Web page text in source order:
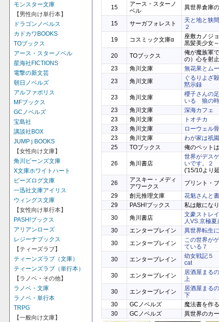
モンスター文庫
【男性向け単行本】
ドラゴンノベルス
カドカワBOOKS
TOブックス
アース・スターノベル
星海社FICTIONS
電撃の新文芸
朝日ノベルズ
アルファポリス
MFブックス
GCノベルズ
宝島社
講談社BOX
JUMP j BOOKS
【女性向け文庫】
角川ビーンズ文庫
X文庫ホワイトハート
ビーズログ文庫
一迅社文庫アイリス
ウィングス文庫
【女性向け単行本】
PASH!ブックス
アリアンローズ
レジーナブックス
【ティーズラブ】
ティーンズラブ（文庫）
ティーンズラブ（単行本）
【ラノベ・その他】
ラノベ・文庫
ラノベ・単行本
TRPG
【一般向け文庫】
15
アース・スターノ
ベル
異世界倉庫
15 サーガフォレスト
天と地と狭
２
19
コスミック文庫α
座敷カノジ
黒髪美少女～
20
TOブックス
俺が魔族軍
の）心を射
23
角川文庫
無花果とム
23
角川文庫
ぐるりよざ
黙示録
23
角川文庫
櫻子さんの
いる 狼の
23
角川文庫
深海カフェ
23
角川文庫
トオチカ
23
角川文庫
ローウェル
23
角川文庫
わが家は祇
25
TOブックス 俺のペット
26 角川書店
世界がデス
いです。２
('15/10より
26
アスキー・メディ
アワークス
プリント・
29
創元推理文庫
花魁さんと
29
PASH!ブックス
私は敵にな
30
角川書店
文豪ストレ
人VS.京極夏
30
エンターブレイン
異世界転生
30
エンターブレイン
この世界が
ている７
30
エンターブレイン
幼女戦記５
cat
30
エンターブレイン
居酒屋まる
上
30
エンターブレイン
居酒屋まる
下
30
GCノベルズ
魔法書を作
30
GCノベルズ 異世界のカ